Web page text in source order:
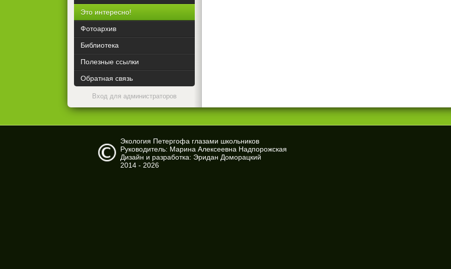
Это интересно!
Фотоархив
Библиотека
Полезные ссылки
Обратная связь
Вход для администраторов
Экология Петергофа глазами школьников
Руководитель: Марина Алексеевна Надпорожская
Дизайн и разработка: Эридан Доморацкий
2014 - 2026